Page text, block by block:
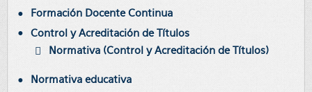
Formación Docente Continua
Control y Acreditación de Títulos
Normativa (Control y Acreditación de Títulos)
Normativa educativa